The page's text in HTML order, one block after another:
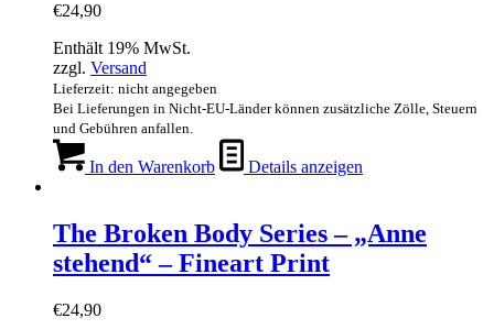
€24,90
Enthält 19% MwSt.
zzgl. Versand
Lieferzeit: nicht angegeben
Bei Lieferungen in Nicht-EU-Länder können zusätzliche Zölle, Steuern
und Gebühren anfallen.
In den Warenkorb Details anzeigen
The Broken Body Series – „Anne
stehend“ – Fineart Print
€24,90